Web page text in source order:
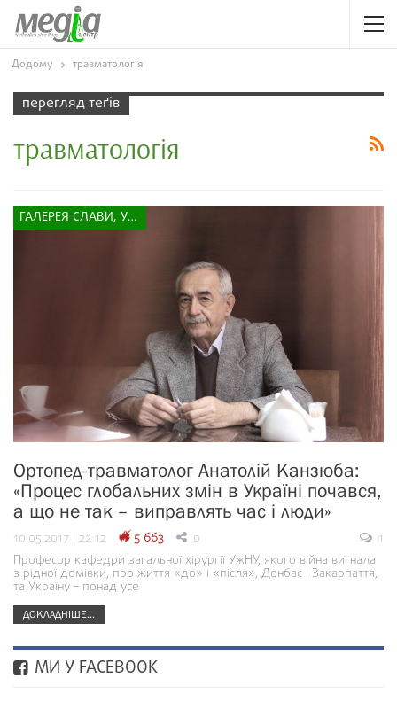
Додому травматологія
перегляд теґів
травматологія
ГАЛЕРЕЯ СЛАВИ, УСПІХУ, НАДІЇ
Ортопед-травматолог Анатолій Канзюба:
«Процес глобальних змін в Україні почався,
а що не так – виправлять час і люди»
10.05.2017 | 22:12 5 663 0
1
Професор кафедри загальної хірургії УжНУ, якого війна вигнала
з рідної домівки, про життя «до» і «після», Донбас і Закарпаття,
та Україну – понад усе
ДОКЛАДНІШЕ...
МИ У FACEBOOK